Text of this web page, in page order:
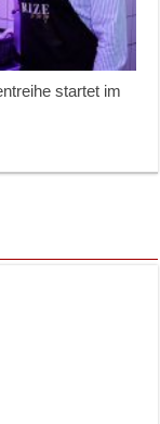
startet im